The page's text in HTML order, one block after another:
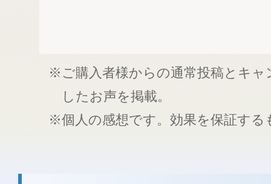
※ご購入者様からの通常投稿とキャ
したお声を掲載。
※個人の感想です。効果を保証す